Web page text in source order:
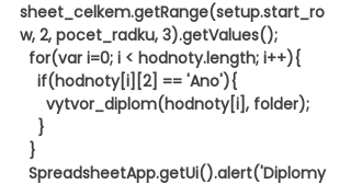
sheet_celkem.getRange(setup.start_ro
w, 2, pocet_radku, 3).getValues();
  for(var i=0; i < hodnoty.length; i++){
    if(hodnoty[i][2] == 'Ano'){
      vytvor_diplom(hodnoty[i], folder);
    }
  }